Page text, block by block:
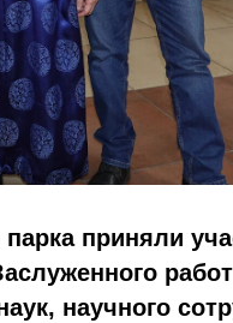
приняли
научного